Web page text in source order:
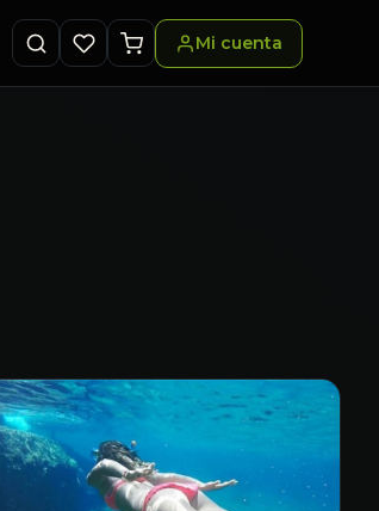
Mi cuenta